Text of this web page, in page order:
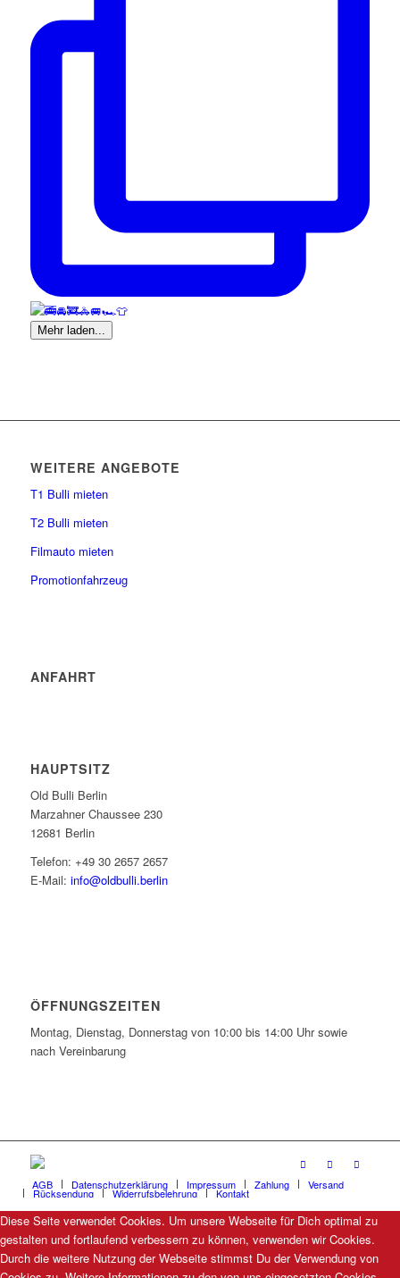
Mehr laden...
WEITERE ANGEBOTE
T1 Bulli mieten
T2 Bulli mieten
Filmauto mieten
Promotionfahrzeug
ANFAHRT
HAUPTSITZ
Old Bulli Berlin
Marzahner Chaussee 230
12681 Berlin
Telefon: +49 30 2657 2657
E-Mail: info@oldbulli.berlin
ÖFFNUNGSZEITEN
Montag, Dienstag, Donnerstag von 10:00 bis 14:00 Uhr sowie
nach Vereinbarung
AGB Datenschutzerklärung Impressum Zahlung Versand
Rücksendung Widerrufsbelehrung Kontakt
Diese Seite verwendet Cookies. Um unsere Webseite für Dich optimal zu
gestalten und fortlaufend verbessern zu können, verwenden wir Cookies.
Durch die weitere Nutzung der Webseite stimmst Du der Verwendung von